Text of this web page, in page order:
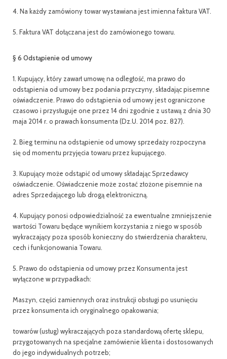
4. Na każdy zamówiony towar wystawiana jest imienna faktura VAT.
5. Faktura VAT dołączana jest do zamówionego towaru.
§ 6 Odstąpienie od umowy
1. Kupujący, który zawarł umowę na odległość, ma prawo do
odstąpienia od umowy bez podania przyczyny, składając pisemne
oświadczenie. Prawo do odstąpienia od umowy jest ograniczone
czasowo i przysługuje one przez 14 dni zgodnie z ustawą z dnia 30
maja 2014 r. o prawach konsumenta (Dz.U. 2014 poz. 827).
2. Bieg terminu na odstąpienie od umowy sprzedaży rozpoczyna
się od momentu przyjęcia towaru przez kupującego.
3. Kupujący może odstąpić od umowy składając Sprzedawcy
oświadczenie. Oświadczenie może zostać złożone pisemnie na
adres Sprzedającego lub drogą elektroniczną.
4. Kupujący ponosi odpowiedzialność za ewentualne zmniejszenie
wartości Towaru będące wynikiem korzystania z niego w sposób
wykraczający poza sposób konieczny do stwierdzenia charakteru,
cech i funkcjonowania Towaru.
5. Prawo do odstąpienia od umowy przez Konsumenta jest
wyłączone w przypadkach:
Maszyn, części zamiennych oraz instrukcji obsługi po usunięciu
przez konsumenta ich oryginalnego opakowania;
towarów (usług) wykraczających poza standardową ofertę sklepu,
przygotowanych na specjalne zamówienie klienta i dostosowanych
do jego indywidualnych potrzeb;